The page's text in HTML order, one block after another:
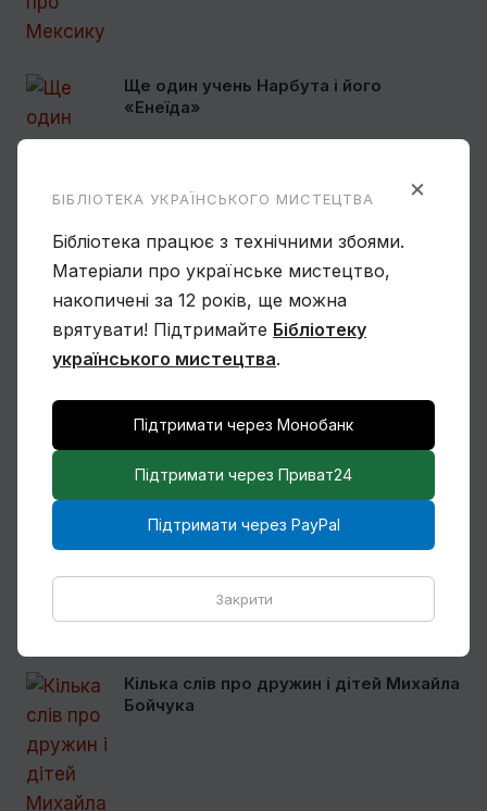
Ще один учень Нарбута і його
«Енеїда»
Чому Віктор Замирайло український
художник?
Михайла Сапожникова
Кілька слів про дружин і дітей Михайла
Бойчука
×
БІБЛІОТЕКА УКРАЇНСЬКОГО МИСТЕЦТВА
Бібліотека працює з технічними збоями.
Матеріали про українське мистецтво,
накопичені за 12 років, ще можна
врятувати! Підтримайте Бібліотеку
українського мистецтва.
Підтримати через Монобанк
Підтримати через Приват24
Підтримати через PayPal
Закрити